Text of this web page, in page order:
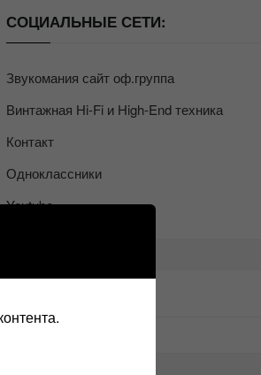
СОЦИАЛЬНЫЕ СЕТИ:
Звукомания сайт оф.группа
Винтажная Hi-Fi и High-End техника
Контакт
Одноклассники
Youtube